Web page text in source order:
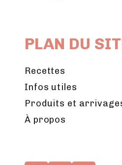
PLAN DU
Recettes
Infos utiles
Produits et
À propos